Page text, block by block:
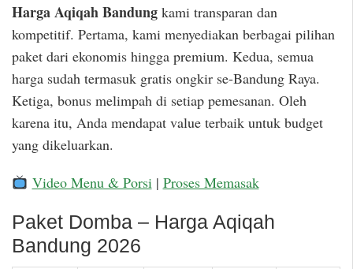
Harga Aqiqah Bandung kami transparan dan
kompetitif. Pertama, kami menyediakan berbagai pilihan
paket dari ekonomis hingga premium. Kedua, semua
harga sudah termasuk gratis ongkir se-Bandung Raya.
Ketiga, bonus melimpah di setiap pemesanan. Oleh
karena itu, Anda mendapat value terbaik untuk budget
yang dikeluarkan.
Video Menu & Porsi| Proses Memasak
Paket Domba – Harga Aqiqah
Bandung 2026